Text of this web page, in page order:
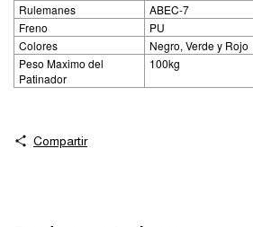
Rulemanes
ABEC-7
Freno
PU
Colores
Negro, Verde y Rojo
Peso Maximo del
Patinador
100kg
Compartir